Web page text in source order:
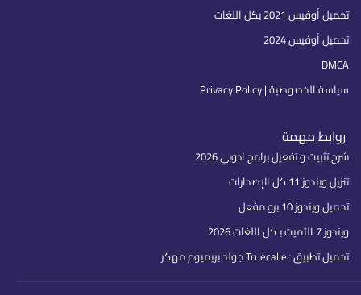
تحميل أوفيس 2021 بكل اللغات
تحميل أوفيس 2024
DMCA
سياسة الخصوصية | Privacy Policy
روابط مهمة
شرح تثبيت و تفعيل برامج ادوبي 2026
تنزيل ويندوز 11 كل الإصدارات
تحميل ويندوز 10 برو مفعل
ويندوز 7 التميت بـكل اللغات 2026
تحميل تطبيق Truecaller جولد بريميوم مهكر